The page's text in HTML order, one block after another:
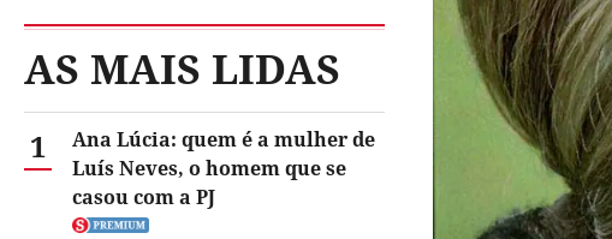
AS MAIS LIDAS
1
Ana Lúcia: quem é a mulher de
Luís Neves, o homem que se
casou com a PJ